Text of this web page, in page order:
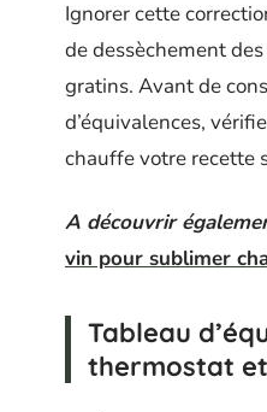
Ignorer cette
de dessèchement
gratins. Avant de
d’équivalences,
chauffe votre recette
A découvrir
vin pour sublimer
Tableau
thermostat